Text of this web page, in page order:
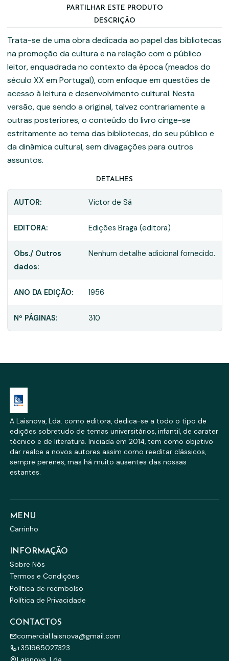
PARTILHAR ESTE PRODUTO
DESCRIÇÃO
Trata-se de uma obra dedicada ao papel das bibliotecas
na promoção da cultura e na relação com o público
leitor, enquadrada no contexto da época (meados do
século XX em Portugal), com enfoque em questões de
acesso à leitura e desenvolvimento cultural. Nesta
versão, que sendo a original, talvez contrariamente a
outras posteriores, o conteúdo do livro cinge-se
estritamente ao tema das bibliotecas, do seu público e
da dinâmica cultural, sem divagações para outros
assuntos.
DETALHES
AUTOR: Victor de Sá
EDITORA: Edições Braga (editora)
Obs./ Outros
dados:
Nenhum detalhe adicional fornecido.
ANO DA EDIÇÃO: 1956
Nº PÁGINAS: 310
A Laisnova, Lda. como editora, dedica-se a todo o tipo de
edições sobretudo de temas universitários, infantil, de carater
técnico e de literatura. Iniciada em 2014, tem como objetivo
dar realce a novos autores assim como reeditar clássicos,
sempre perenes, mas há muito ausentes das nossas
estantes.
MENU
Carrinho
INFORMAÇÃO
Sobre Nós
Termos e Condições
Política de reembolso
Política de Privacidade
CONTACTOS
comercial.laisnova@gmail.com
+351965027323